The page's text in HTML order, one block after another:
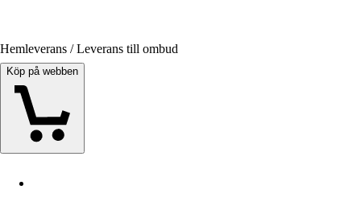
Hemleverans / Leverans till ombud
Köp på webben